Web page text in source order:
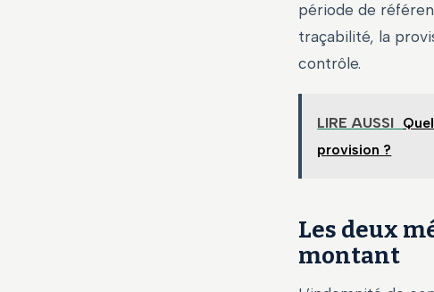
période de
traçabilité, la
contrôle.
LIRE AUSSI
provision ?
Les deux
montant